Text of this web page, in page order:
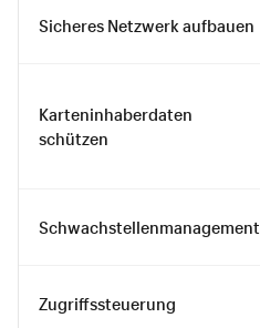
Sicheres Netzwerk aufbauen
Karteninhaberdaten
schützen
Schwachstellenmanagement
Zugriffssteuerung